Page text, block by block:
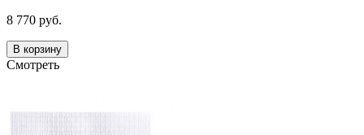
8 770 руб.
В корзину
Смотреть